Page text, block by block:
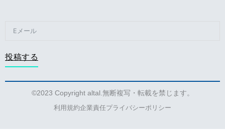
投稿する
©2023 Copyright altal.無断複写・転載を禁じます。
利用規約企業責任プライバシーポリシー